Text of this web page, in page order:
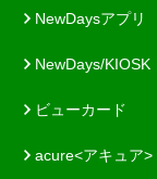
NewDaysアプリ
NewDays/KIOSK
ビューカード
acure<アキュア>